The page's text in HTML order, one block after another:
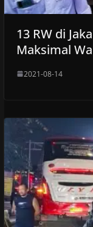
13 RW di
Maksimal
2021-08-14